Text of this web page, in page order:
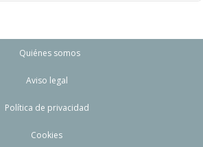
Quiénes somos
Aviso legal
Política de privacidad
Cookies